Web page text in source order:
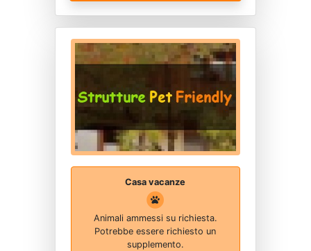
Casa vacanze
Animali ammessi su richiesta.
Potrebbe essere richiesto un
supplemento.